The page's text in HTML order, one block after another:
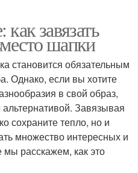
завязать
шапки
становится обязательным
Однако, если вы хотите
в свой образ,
Завязывая
сохраните тепло, но и
множество интересных и
мы расскажем, как это